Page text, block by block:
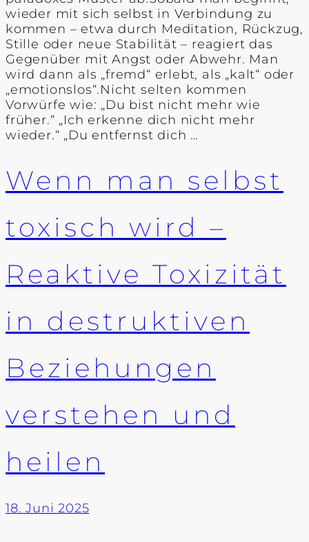
wieder mit sich selbst in Verbindung zu
kommen – etwa durch Meditation, Rückzug,
Stille oder neue Stabilität – reagiert das
Gegenüber mit Angst oder Abwehr. Man
wird dann als „fremd“ erlebt, als „kalt“ oder
„emotionslos“.Nicht selten kommen
Vorwürfe wie: „Du bist nicht mehr wie
früher.“ „Ich erkenne dich nicht mehr
wieder.“ „Du entfernst dich …
Wenn man selbst
toxisch wird –
Reaktive Toxizität
in destruktiven
Beziehungen
verstehen und
heilen
18. Juni 2025